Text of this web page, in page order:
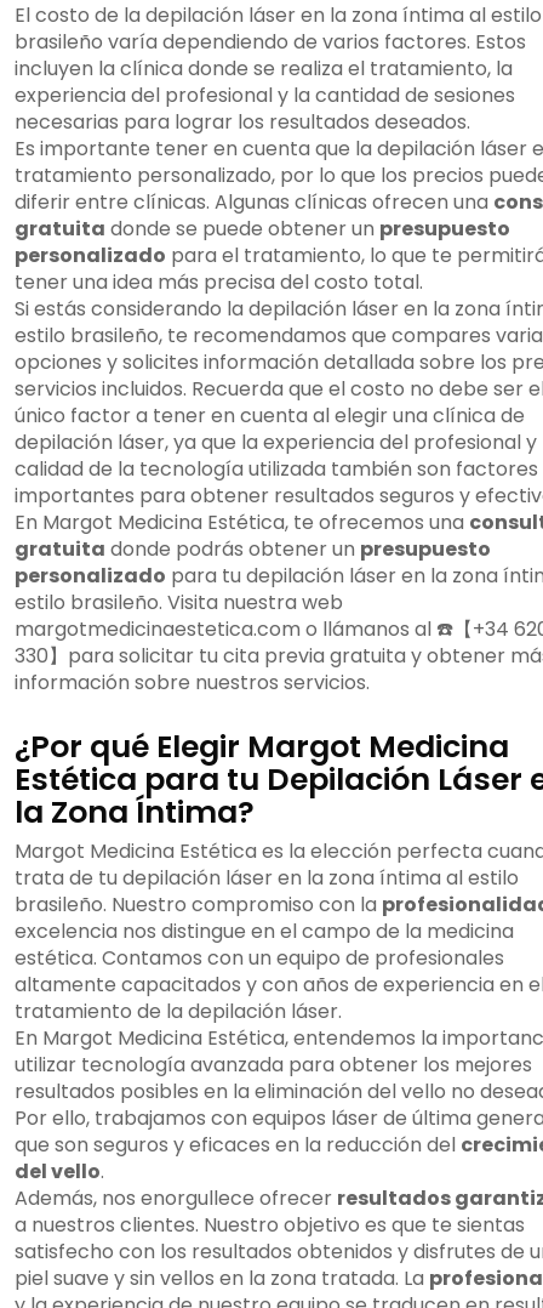
El costo de la depilación láser en la zona íntima al estilo
brasileño varía dependiendo de varios factores. Estos
incluyen la clínica donde se realiza el tratamiento, la
experiencia del profesional y la cantidad de sesiones
necesarias para lograr los resultados deseados.
Es importante tener en cuenta que la depilación láser
tratamiento personalizado, por lo que los precios
diferir entre clínicas. Algunas clínicas ofrecen una
gratuita donde se puede obtener un presupuesto
personalizado para el tratamiento, lo que te
tener una idea más precisa del costo total.
Si estás considerando la depilación láser en la zona
estilo brasileño, te recomendamos que compares
opciones y solicites información detallada sobre los
servicios incluidos. Recuerda que el costo no debe ser
único factor a tener en cuenta al elegir una clínica de
depilación láser, ya que la experiencia del profesional y
calidad de la tecnología utilizada también son factores
importantes para obtener resultados seguros y
En Margot Medicina Estética, te ofrecemos una
gratuita donde podrás obtener un presupuesto
personalizado para tu depilación láser en la zona
estilo brasileño. Visita nuestra web
margotmedicinaestetica.com o llámanos al ☎️【+34
330】para solicitar tu cita previa gratuita y obtener
información sobre nuestros servicios.
¿Por qué Elegir Margot Medicina
Estética para tu Depilación Láser
la Zona Íntima?
Margot Medicina Estética es la elección perfecta
trata de tu depilación láser en la zona íntima al estilo
brasileño. Nuestro compromiso con la
excelencia nos distingue en el campo de la medicina
estética. Contamos con un equipo de profesionales
altamente capacitados y con años de experiencia en
tratamiento de la depilación láser.
En Margot Medicina Estética, entendemos la
utilizar tecnología avanzada para obtener los mejores
resultados posibles en la eliminación del vello no
Por ello, trabajamos con equipos láser de última
que son seguros y eficaces en la reducción del
del vello.
Además, nos enorgullece ofrecer resultados
a nuestros clientes. Nuestro objetivo es que te sientas
satisfecho con los resultados obtenidos y disfrutes de
piel suave y sin vellos en la zona tratada. La